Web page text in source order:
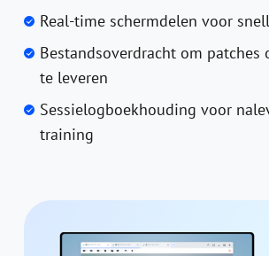
Real-time schermdelen voor
Bestandsoverdracht om
te leveren
Sessielogboekhouding voor
training